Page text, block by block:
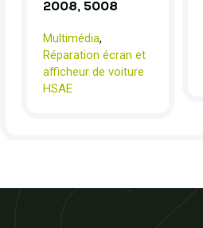
2008, 5008
Multimédia,
Réparation écran et
afficheur de voiture
HSAE